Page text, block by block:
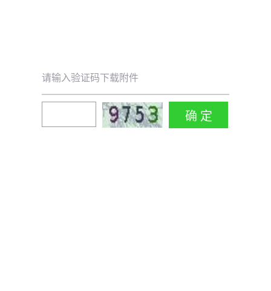
请输入验证码下载附件